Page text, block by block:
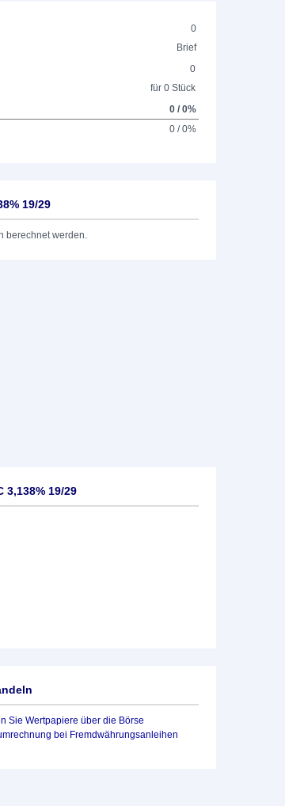
0
Brief
0
für 0 Stück
0 / 0%
0 / 0%
19/29
berechnet werden.
3,138% 19/29
Sie Wertpapiere über die Börse
bei Fremdwährungsanleihen